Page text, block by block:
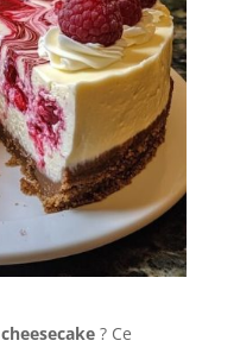
cheesecake? Ce